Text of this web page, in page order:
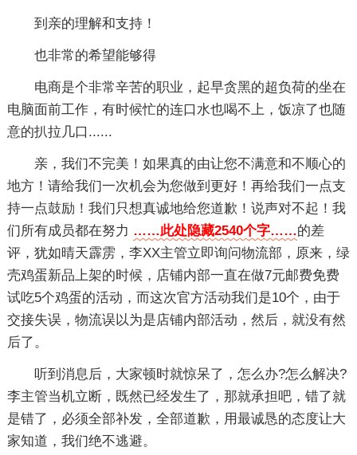
到亲的理解和支持！
也非常的希望能够得
电商是个非常辛苦的职业，起早贪黑的超负荷的坐在
电脑面前工作，有时候忙的连口水也喝不上，饭凉了也随
意的扒拉几口......
亲，我们不完美！如果真的由让您不满意和不顺心的
地方！请给我们一次机会为您做到更好！再给我们一点支
持一点鼓励！我们只想真诚地给您道歉！说声对不起！我
们所有成员都在努力 ……此处隐藏2540个字……的差
评，犹如晴天霹雳，李XX主管立即询问物流部，原来，绿
壳鸡蛋新品上架的时候，店铺内部一直在做7元邮费免费
试吃5个鸡蛋的活动，而这次官方活动我们是10个，由于
交接失误，物流误以为是店铺内部活动，然后，就没有然
后了。
听到消息后，大家顿时就惊呆了，怎么办?怎么解决?
李主管当机立断，既然已经发生了，那就承担吧，错了就
是错了，必须全部补发，全部道歉，用最诚恳的态度让大
家知道，我们绝不逃避。